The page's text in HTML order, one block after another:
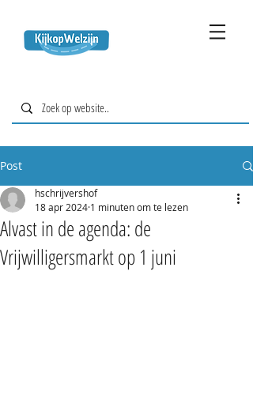
Post
Alvast in de agenda: de
Vrijwilligersmarkt op 1 juni
hschrijvershof
18 apr 2024 1 minuten om te lezen